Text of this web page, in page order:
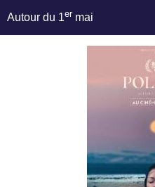
Autour du 1er mai